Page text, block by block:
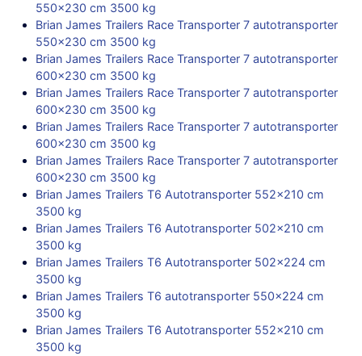
550×230 cm 3500 kg
Brian James Trailers Race Transporter 7 autotransporter
550×230 cm 3500 kg
Brian James Trailers Race Transporter 7 autotransporter
600×230 cm 3500 kg
Brian James Trailers Race Transporter 7 autotransporter
600×230 cm 3500 kg
Brian James Trailers Race Transporter 7 autotransporter
600×230 cm 3500 kg
Brian James Trailers Race Transporter 7 autotransporter
600×230 cm 3500 kg
Brian James Trailers T6 Autotransporter 552×210 cm
3500 kg
Brian James Trailers T6 Autotransporter 502×210 cm
3500 kg
Brian James Trailers T6 Autotransporter 502×224 cm
3500 kg
Brian James Trailers T6 autotransporter 550×224 cm
3500 kg
Brian James Trailers T6 Autotransporter 552×210 cm
3500 kg